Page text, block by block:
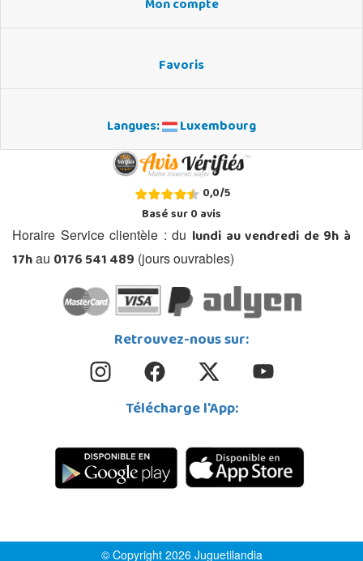
Mon compte
Favoris
Langues: Luxembourg
0,0/5
Basé sur0avis
Horaire Service clientèle : du lundi au vendredi de 9h à
17hau 0176 541 489 (jours ouvrables)
Retrouvez-nous sur:
Télécharge l'App:
© Copyright 2026 Juguetilandia